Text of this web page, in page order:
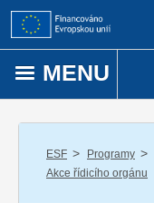
Přejít k obsahu
MENU
ESF / Programy /
Akce řídicího orgánu